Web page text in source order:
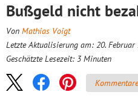
Bußgeld nicht
Von Mathias Voigt
Letzte Aktualisierung am: 20. Februar
Geschätzte Lesezeit: 3 Minuten
Kommentare